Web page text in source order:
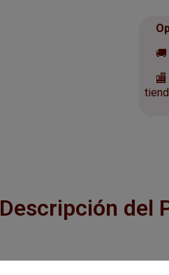
🚚
🏬
Descripción del
y cuidado en